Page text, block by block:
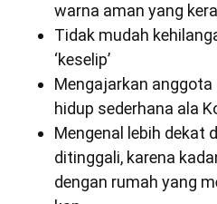
warna aman yang
Tidak mudah
‘keselip’
Mengajarkan
hidup sederhana ala
Mengenal lebih dekat
ditinggali, karena
dengan rumah yang